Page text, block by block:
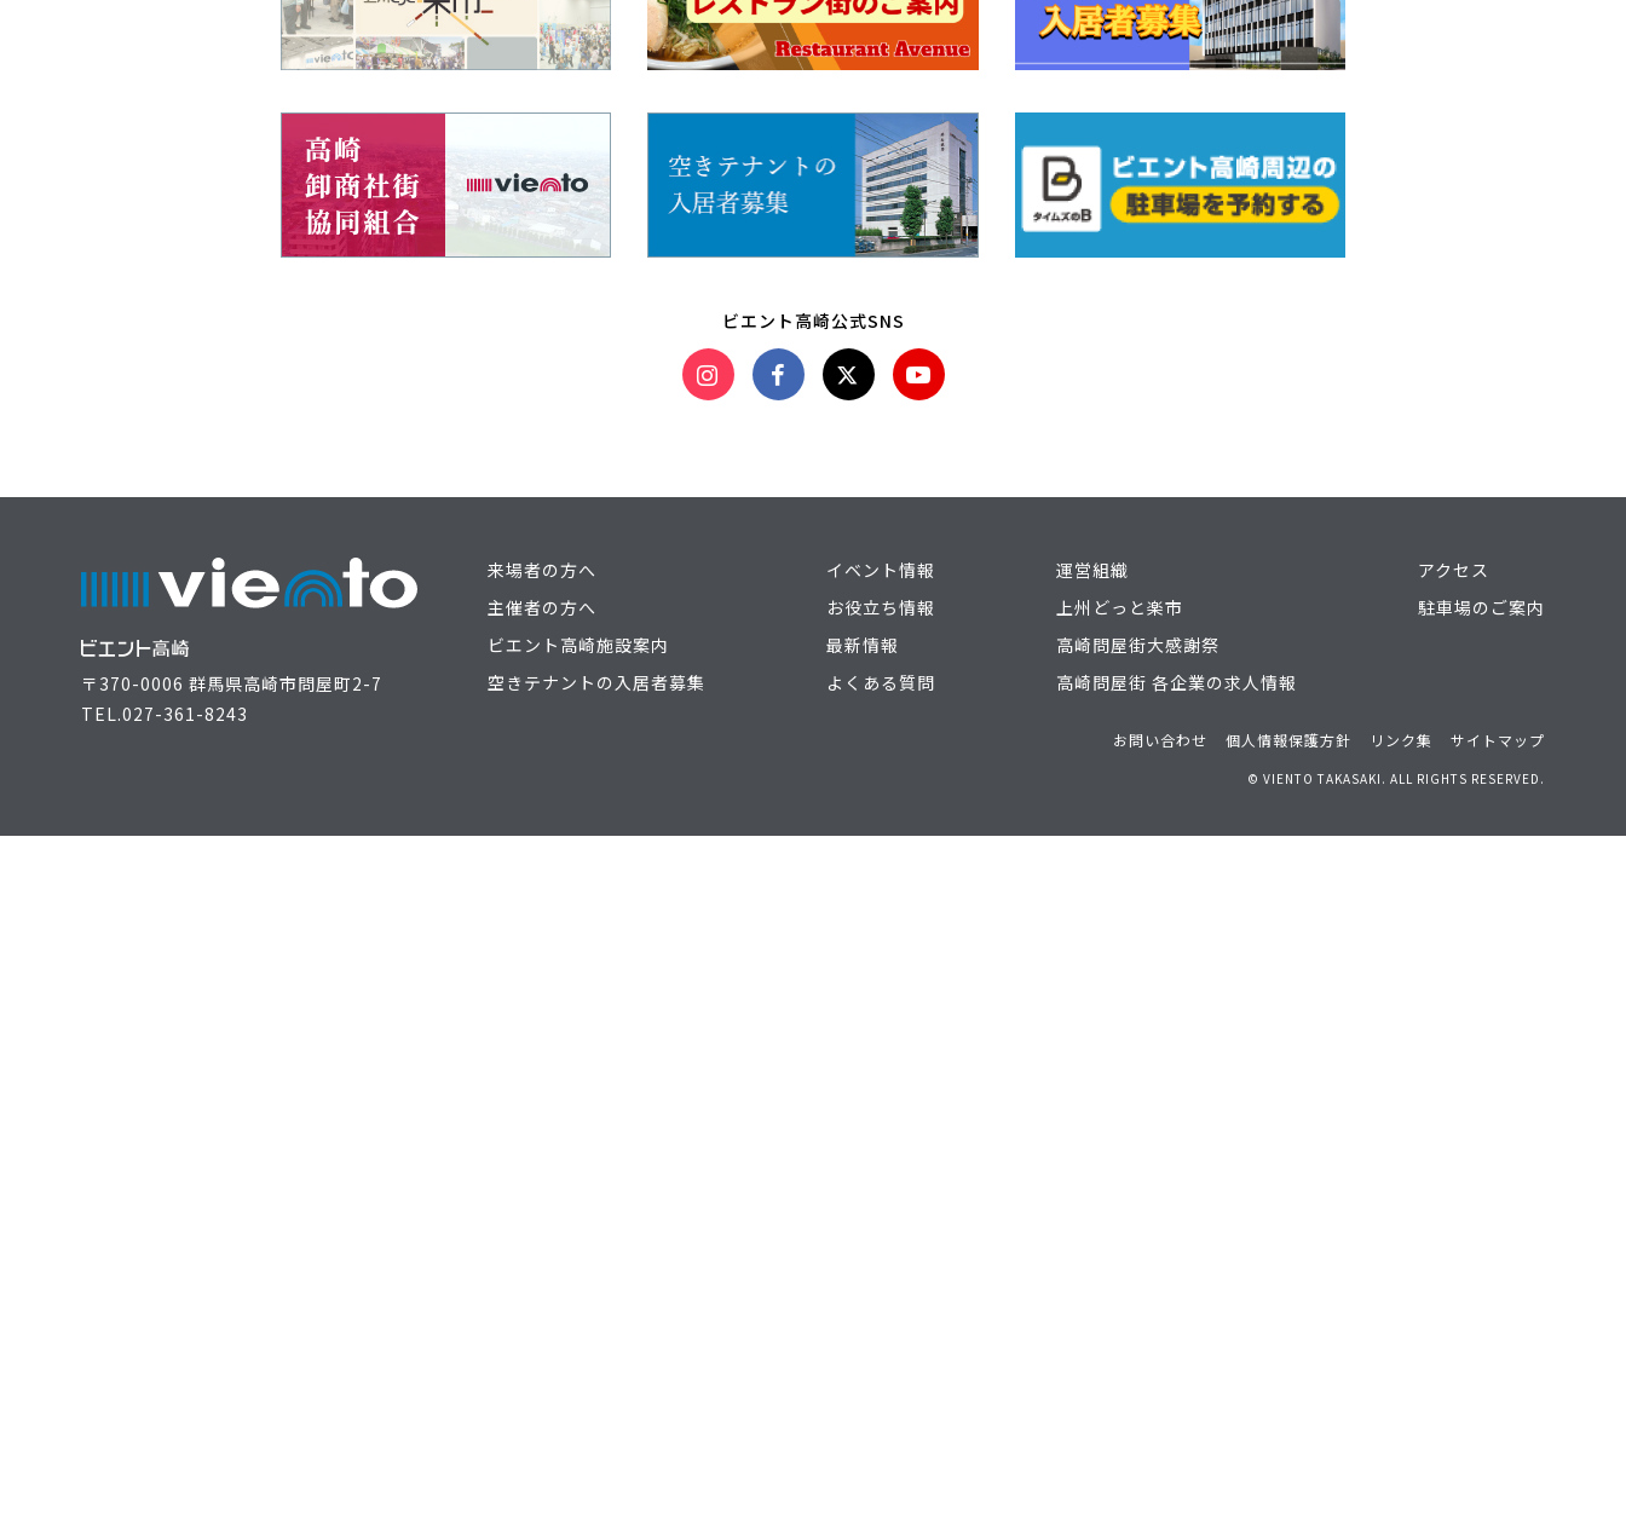
ビエント高崎公式SNS
〒370-0006 群馬県高崎市問屋町2-7
TEL.027-361-8243
来場者の方へ
主催者の方へ
ビエント高崎施設案内
空きテナントの入居者募集
イベント情報
お役立ち情報
最新情報
よくある質問
運営組織
上州どっと楽市
高崎問屋街大感謝祭
高崎問屋街 各企業の求人情報
アクセス
駐車場のご案内
お問い合わせ 個人情報保護方針 リンク集 サイトマップ
© VIENTO TAKASAKI. ALL RIGHTS RESERVED.